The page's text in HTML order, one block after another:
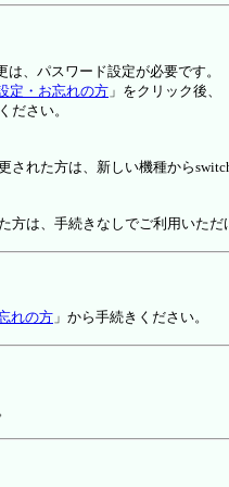
、パスワード設定が必要です。
定・お忘れの方 」をクリック後、
ださい。
れた方は、新しい機種から
は、手続きなしでご利用いた
れの方 」から手続きください。